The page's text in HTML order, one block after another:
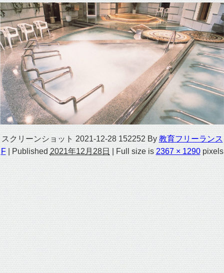
スクリーンショット 2021-12-28 152252 By 教育フリーランス
F
Published 2021年12月28日 Full size is 2367 × 1290pixels